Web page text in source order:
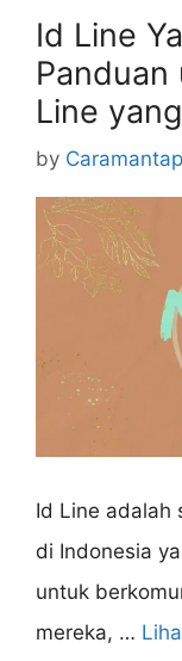
Id Line
Line
by Caramantap
Id Line adalah
di Indonesia
untuk
mereka, …